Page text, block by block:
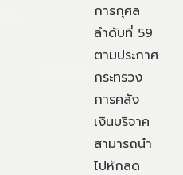
การกุศล
ลำดับที่ 59
ตามประกาศ
กระทรวง
การคลัง
เงินบริจาค
สามารถนำ
ไปหักลด